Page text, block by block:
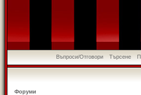
Въпроси/Отговори Търсене
Форуми